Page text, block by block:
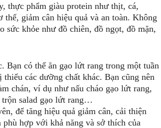
thực phẩm giàu protein như thịt, cá,
giảm cân hiệu quả và an toàn. Không
sức khỏe như đồ chiên, đồ ngọt, đồ mặn,
Bạn có thể ăn gạo lứt rang trong một tuần
các dưỡng chất khác. Bạn cũng nên
chán, ví dụ như nấu cháo gạo lứt rang,
salad gạo lứt rang…
để tăng hiệu quả giảm cân, cải thiện
hợp với khả năng và sở thích của